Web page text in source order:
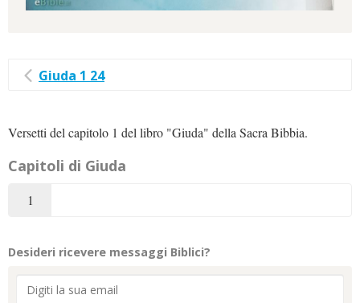
Giuda 1 24
Versetti del capitolo 1 del libro "Giuda" della Sacra Bibbia.
Capitoli di Giuda
1
Desideri ricevere messaggi Biblici?